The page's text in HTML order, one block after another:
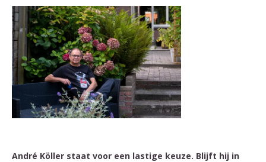
André Köller staat voor een lastige keuze. Blijft hij in